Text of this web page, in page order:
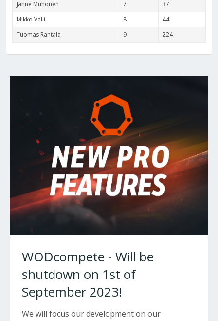
Janne Muhonen
7
37
Mikko Valli
8
44
Tuomas Rantala
9 224
WODcompete - Will be
shutdown on 1st of
September 2023!
We will focus our development on our